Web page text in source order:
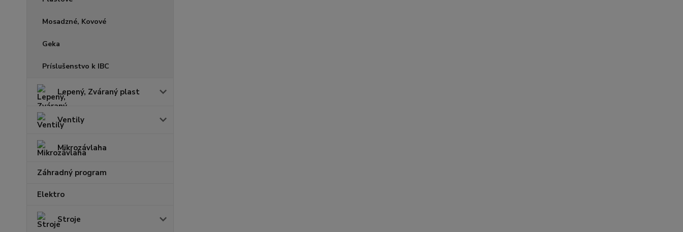
Mosadzné, Kovové
Geka
Príslušenstvo k IBC
Lepený, Zváraný plast
Ventily
Mikrozávlaha
Záhradný program
Elektro
Stroje